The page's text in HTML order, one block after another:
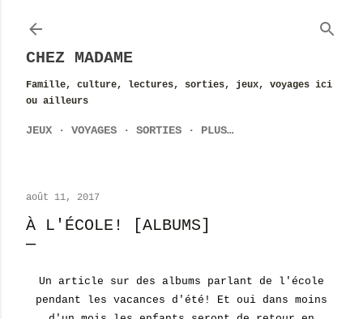
CHEZ MADAME
Famille, culture, lectures, sorties, jeux, voyages ici
ou ailleurs
JEUX VOYAGES SORTIES PLUS…
août 11, 2017
À L'ÉCOLE! [ALBUMS]
Un article sur des albums parlant de l'école
pendant les vacances d'été! Et oui dans moins